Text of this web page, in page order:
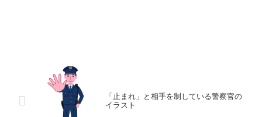
「止まれ」と相手を制している警察官の
イラスト